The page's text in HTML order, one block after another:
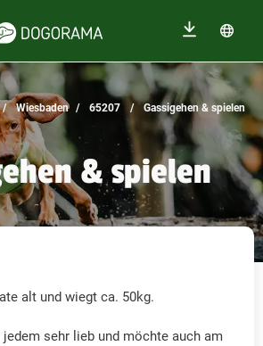
Wiesbaden 65207 Gassigehen & spielen
& spielen
alt und wiegt ca. 50kg.
sehr lieb und möchte auch am